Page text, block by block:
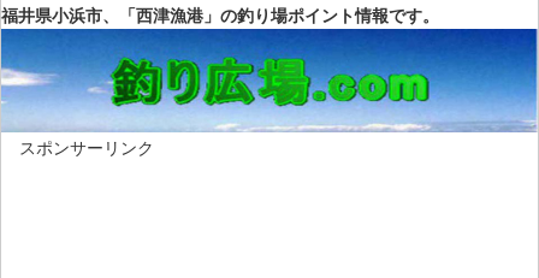
福井県小浜市、「西津漁港」の釣り場ポイント情報です。
スポンサーリンク